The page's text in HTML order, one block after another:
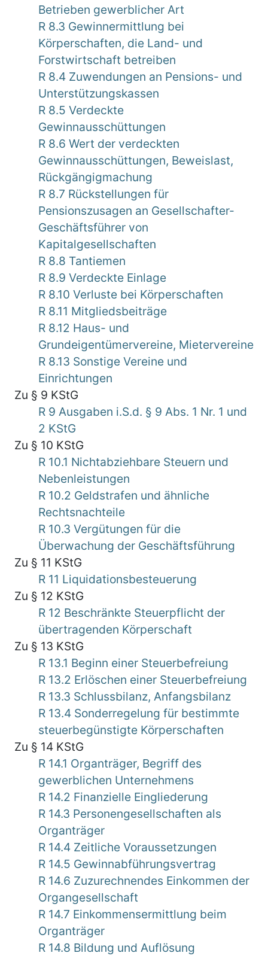
Betrieben gewerblicher Art
R 8.3 Gewinnermittlung bei
Körperschaften, die Land- und
Forstwirtschaft betreiben
R 8.4 Zuwendungen an Pensions- und
Unterstützungskassen
R 8.5 Verdeckte
Gewinnausschüttungen
R 8.6 Wert der verdeckten
Gewinnausschüttungen, Beweislast,
Rückgängigmachung
R 8.7 Rückstellungen für
Pensionszusagen an Gesellschafter-
Geschäftsführer von
Kapitalgesellschaften
R 8.8 Tantiemen
R 8.9 Verdeckte Einlage
R 8.10 Verluste bei Körperschaften
R 8.11 Mitgliedsbeiträge
R 8.12 Haus- und
Grundeigentümervereine, Mietervereine
R 8.13 Sonstige Vereine und
Einrichtungen
Zu § 9 KStG
R 9 Ausgaben i.S.d. § 9 Abs. 1 Nr. 1 und
2 KStG
Zu § 10 KStG
R 10.1 Nichtabziehbare Steuern und
Nebenleistungen
R 10.2 Geldstrafen und ähnliche
Rechtsnachteile
R 10.3 Vergütungen für die
Überwachung der Geschäftsführung
Zu § 11 KStG
R 11 Liquidationsbesteuerung
Zu § 12 KStG
R 12 Beschränkte Steuerpflicht der
übertragenden Körperschaft
Zu § 13 KStG
R 13.1 Beginn einer Steuerbefreiung
R 13.2 Erlöschen einer Steuerbefreiung
R 13.3 Schlussbilanz, Anfangsbilanz
R 13.4 Sonderregelung für bestimmte
steuerbegünstigte Körperschaften
Zu § 14 KStG
R 14.1 Organträger, Begriff des
gewerblichen Unternehmens
R 14.2 Finanzielle Eingliederung
R 14.3 Personengesellschaften als
Organträger
R 14.4 Zeitliche Voraussetzungen
R 14.5 Gewinnabführungsvertrag
R 14.6 Zuzurechnendes Einkommen der
Organgesellschaft
R 14.7 Einkommensermittlung beim
Organträger
R 14.8 Bildung und Auflösung